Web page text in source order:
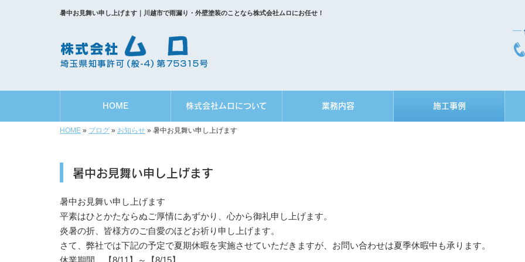
暑中お見舞い申し上げます｜川越市で雨漏り・外壁塗装のことなら株式会社ムロにお任せ！
HOME 株式会社ムロについて 業務内容 施工事例
HOME » ブログ » お知らせ » 暑中お見舞い申し上げます
暑中お見舞い申し上げます
暑中お見舞い申し上げます
平素はひとかたならぬご厚情にあずかり、心から御礼申し上げます。
炎暑の折、皆様方のご自愛のほどお祈り申し上げます。
さて、弊社では下記の予定で夏期休暇を実施させていただきますが、お問い合わせは夏季休暇中も承ります。
休業期間 【8/11】～【8/15】